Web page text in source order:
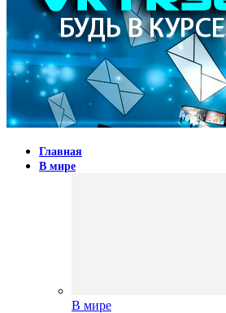
Главная
В мире
В мире